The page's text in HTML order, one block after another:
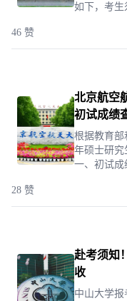
如下，考生
46 赞
北京航空
初试成绩
根据教育部
年硕士研究
一、初试成
28 赞
赴考须知
收
中山大学报